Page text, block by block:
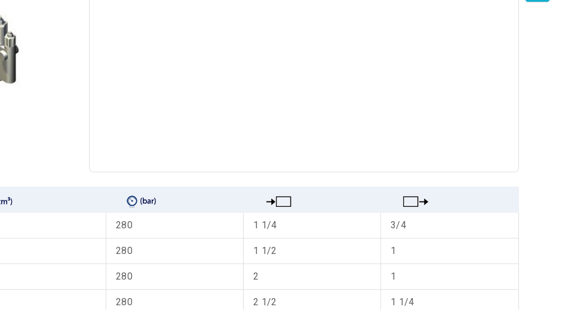
280 1 1/4 3/4
280 1 1/2 1
280 2 1
280 2 1/2 1 1/4